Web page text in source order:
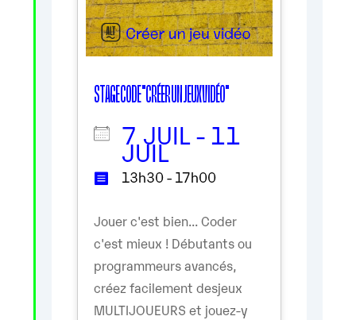
STAGE CODE "CRÉER UN JEUX VIDÉO"
7 JUIL - 11
JUIL
13h30 - 17h00
Jouer c'est bien... Coder
c'est mieux ! Débutants ou
programmeurs avancés,
créez facilement desjeux
MULTIJOUEURS et jouez-y